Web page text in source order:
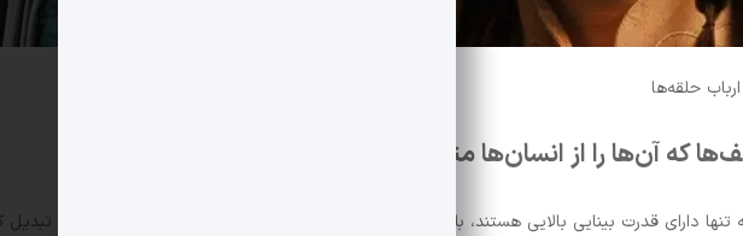
حلقه‌ها
که آن‌ها را از انسان‌ها متمایز می‌کند
تنها دارای قدرت بینایی بالایی هستند، بلکه خصوصیات دیگری دارند که آن‌ها را به موجوداتی ویژه تبدیل